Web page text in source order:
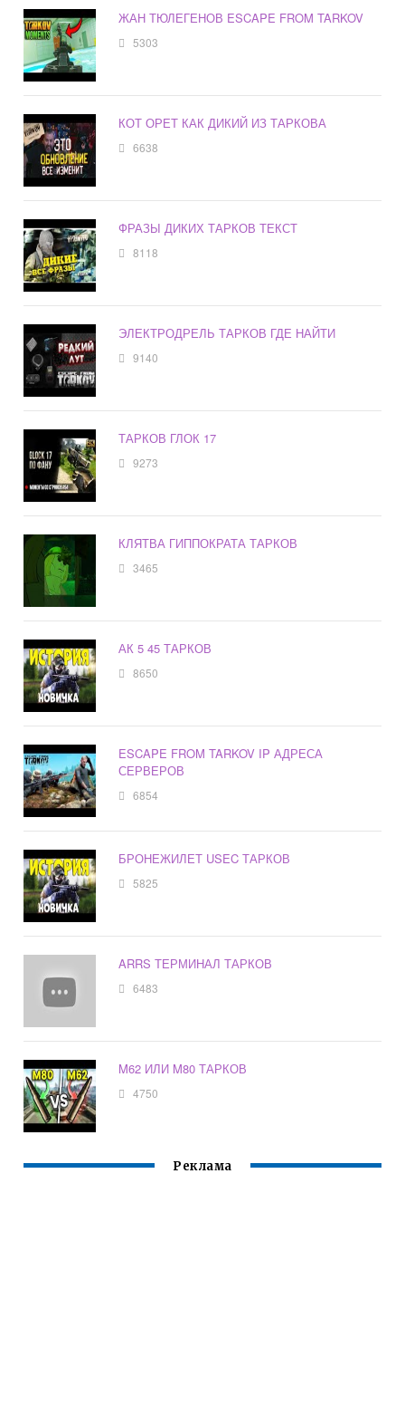
ЖАН ТЮЛЕГЕНОВ ESCAPE FROM TARKOV
5303
КОТ ОРЕТ КАК ДИКИЙ ИЗ ТАРКОВА
6638
ФРАЗЫ ДИКИХ ТАРКОВ ТЕКСТ
8118
ЭЛЕКТРОДРЕЛЬ ТАРКОВ ГДЕ НАЙТИ
9140
ТАРКОВ ГЛОК 17
9273
КЛЯТВА ГИППОКРАТА ТАРКОВ
3465
АК 5 45 ТАРКОВ
8650
ESCAPE FROM TARKOV IP АДРЕСА
СЕРВЕРОВ
6854
БРОНЕЖИЛЕТ USEC ТАРКОВ
5825
ARRS ТЕРМИНАЛ ТАРКОВ
6483
M62 ИЛИ M80 ТАРКОВ
4750
Реклама